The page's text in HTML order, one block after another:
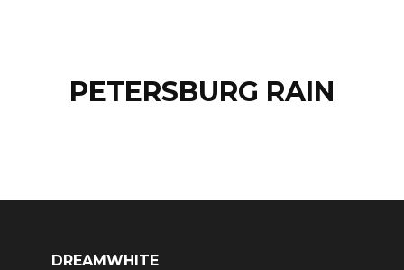
PETERSBURG RAIN
DREAMWHITE